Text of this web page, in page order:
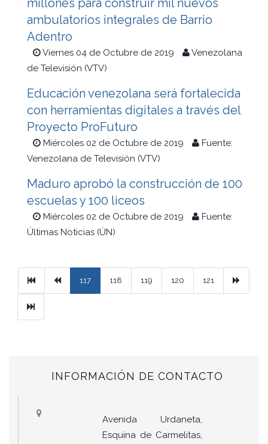
millones para construir mil nuevos
ambulatorios integrales de Barrio
Adentro
Viernes 04 de Octubre de 2019
Venezolana
de Televisión (VTV)
Educación venezolana será fortalecida
con herramientas digitales a través del
Proyecto ProFuturo
Miércoles 02 de Octubre de 2019
Fuente:
Venezolana de Televisión (VTV)
Maduro aprobó la construcción de 100
escuelas y 100 liceos
Miércoles 02 de Octubre de 2019
Fuente:
Últimas Noticias (ÚN)
PrimeraPrevious
117 118 119 120 121
Ultimo
INFORMACIÓN DE CONTACTO
Avenida Urdaneta,
Esquina de Carmelitas,